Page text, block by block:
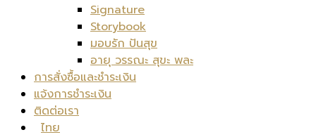
Signature
Storybook
มอบรัก ปันสุข
อายุ วรรณะ สุขะ พละ
การสั่งซื้อและชำระเงิน
แจ้งการชำระเงิน
ติดต่อเรา
ไทย